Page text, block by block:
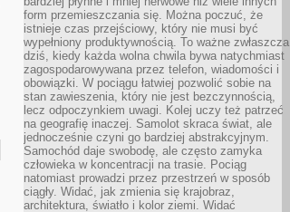
form przemieszczania się. Można poczuć, że
istnieje czas przejściowy, który nie musi być
wypełniony produktywnością. To ważne zwłaszcza
dziś, kiedy każda wolna chwila bywa natychmiast
zagospodarowywana przez telefon, wiadomości i
obowiązki. W pociągu łatwiej pozwolić sobie na
stan zawieszenia, który nie jest bezczynnością,
lecz odpoczynkiem uwagi. Kolej uczy też patrzeć
na geografię inaczej. Samolot skraca świat, ale
jednocześnie czyni go bardziej abstrakcyjnym.
Samochód daje swobodę, ale często zamyka
człowieka w koncentracji na trasie. Pociąg
natomiast prowadzi przez przestrzeń w sposób
ciągły. Widać, jak zmienia się krajobraz,
architektura, światło i kolor ziemi. Widać